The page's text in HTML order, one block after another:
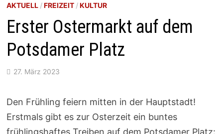
AKTUELL/FREIZEIT/KULTUR
Erster Ostermarkt auf dem
Potsdamer Platz
27. März 2023
Den Frühling feiern mitten in der Hauptstadt!
Erstmals gibt es zur Osterzeit ein buntes
frühlingshaftes Treiben auf dem Potsdamer Platz: